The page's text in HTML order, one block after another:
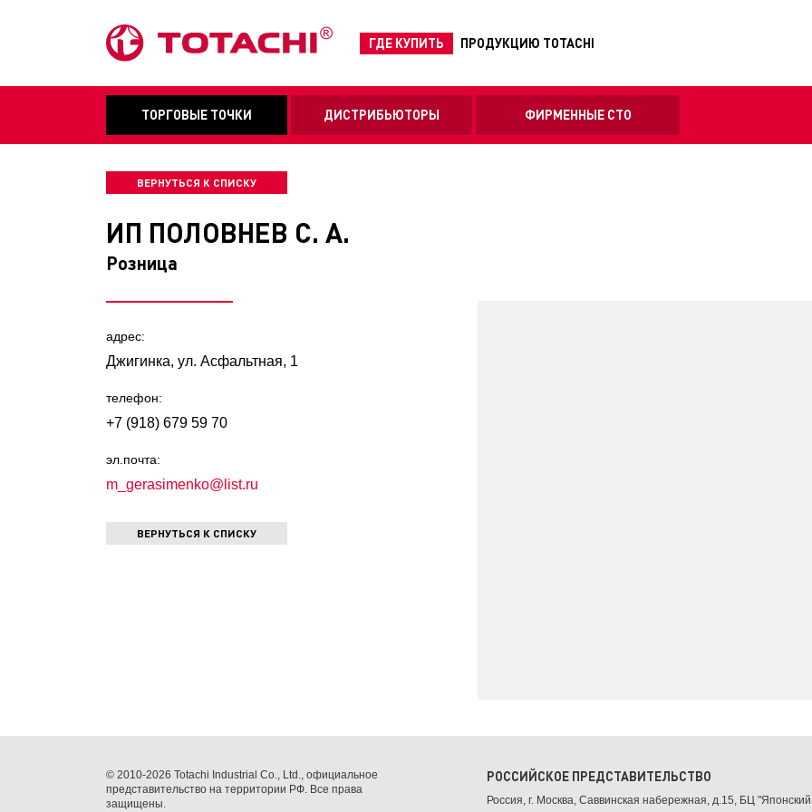
ГДЕ КУПИТЬ ПРОДУКЦИЮ TOTACHI
ТОРГОВЫЕ ТОЧКИ ДИСТРИБЬЮТОРЫ ФИРМЕННЫЕ СТО
ВЕРНУТЬСЯ К СПИСКУ
ИП ПОЛОВНЕВ С. А.
Розница
адрес:
Джигинка, ул. Асфальтная, 1
телефон:
+7 (918) 679 59 70
эл.почта:
m_gerasimenko@list.ru
ВЕРНУТЬСЯ К СПИСКУ
РОССИЙСКОЕ ПРЕДСТАВИТЕЛЬСТВО
Россия, г. Москва, Саввинская набережная, д.15, БЦ
© 2010-2026 Totachi Industrial Co., Ltd., официальное
представительство на территории РФ. Все права
защищены.